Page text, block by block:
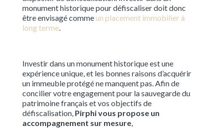
monument historique pour défiscaliser doit donc
être envisagé commeun placement immobilier à
long terme.
Investir dans un monument historique est une
expérience unique, et les bonnes raisons d’acquérir
un immeuble protégé ne manquent pas. Afin de
concilier votre engagement pour la sauvegarde du
patrimoine français et vos objectifs de
défiscalisation, Pirphi vous propose un
accompagnement sur mesure,